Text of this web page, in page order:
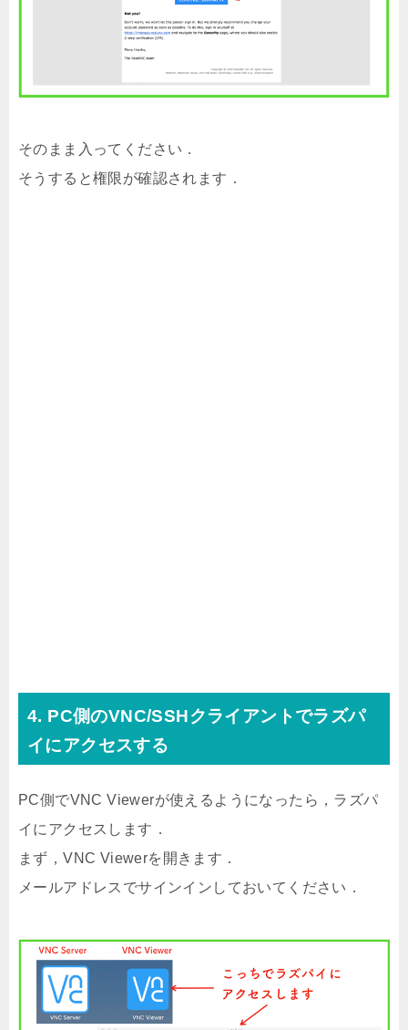
そのまま入ってください．
そうすると権限が確認されます．
4. PC側のVNC/SSHクライアントでラズパ
イにアクセスする
PC側でVNC Viewerが使えるようになったら，ラズパ
イにアクセスします．
まず，VNC Viewerを開きます．
メールアドレスでサインインしておいてください．